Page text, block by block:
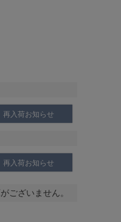
再入荷お知らせ
再入荷お知らせ
ございません。